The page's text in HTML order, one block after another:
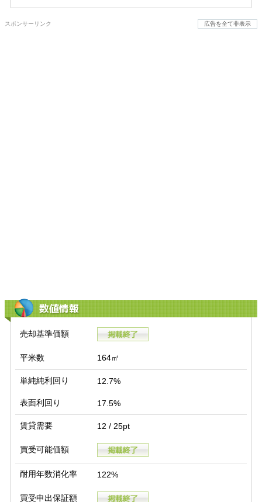
スポンサーリンク 広告を全て非表示
数値情報
売却基準価額
平米数 164㎡
単純純利回り 12.7%
表面利回り 17.5%
賃貸需要 12 / 25pt
買受可能価額
耐用年数消化率 122%
買受申出保証額